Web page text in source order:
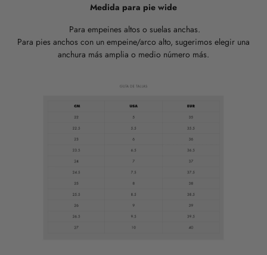
Medida para pie wide
Para empeines altos o suelas anchas.
Para pies anchos con un empeine/arco alto, sugerimos elegir una
anchura más amplia o medio número más.